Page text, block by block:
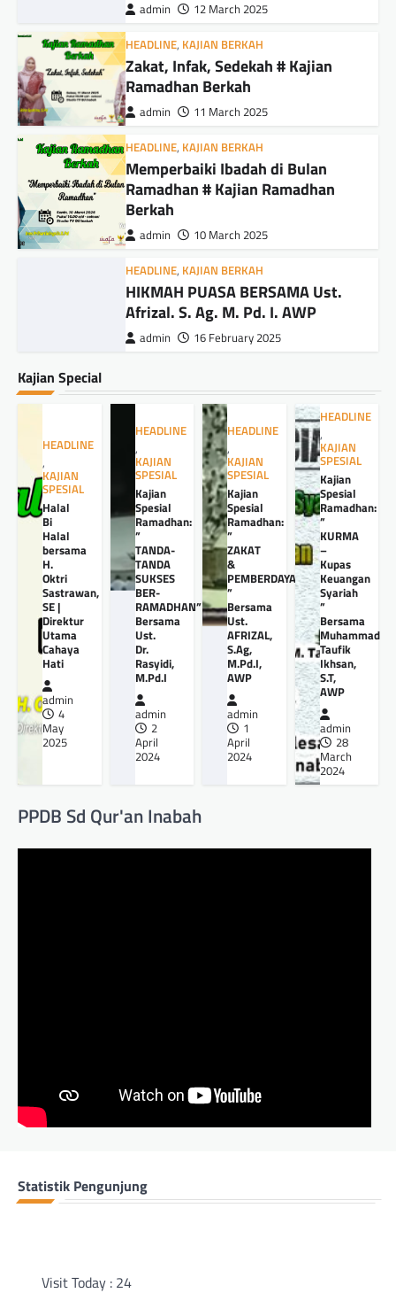
admin 12 March 2025
HEADLINE, KAJIAN BERKAH
Zakat, Infak, Sedekah # Kajian
Ramadhan Berkah
admin 11 March 2025
HEADLINE, KAJIAN BERKAH
Memperbaiki Ibadah di Bulan
Ramadhan # Kajian Ramadhan
Berkah
admin 10 March 2025
HEADLINE, KAJIAN BERKAH
HIKMAH PUASA BERSAMA Ust.
Afrizal. S. Ag. M. Pd. I. AWP
admin 16 February 2025
Kajian Special
HEADLINE
,
KAJIAN
SPESIAL
Halal
Bi
Halal
bersama
H.
Oktri
Sastrawan,
SE |
Direktur
Utama
Cahaya
Hati
admin
4
May
2025
HEADLINE
,
KAJIAN
SPESIAL
Kajian
Spesial
Ramadhan:
”
TANDA-
TANDA
SUKSES
BER-
RAMADHAN”
Bersama
Ust.
Dr.
Rasyidi,
M.Pd.I
admin
2
April
2024
HEADLINE
,
KAJIAN
SPESIAL
Kajian
Spesial
Ramadhan:
”
ZAKAT
&
PEMBERDAYAANNYA
”
Bersama
Ust.
AFRIZAL,
S.Ag,
M.Pd.I,
AWP
admin
1
April
2024
HEADLINE
,
KAJIAN
SPESIAL
Kajian
Spesial
Ramadhan:
”
KURMA
–
Kupas
Keuangan
Syariah
”
Bersama
Muhammad
Taufik
Ikhsan,
S.T,
AWP
admin
28
March
2024
PPDB Sd Qur'an Inabah
Statistik Pengunjung
Visit Today : 24